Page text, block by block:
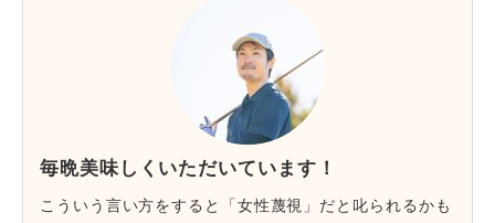
毎晩美味しくいただいています！
こういう言い方をすると「女性蔑視」だと叱られるかも